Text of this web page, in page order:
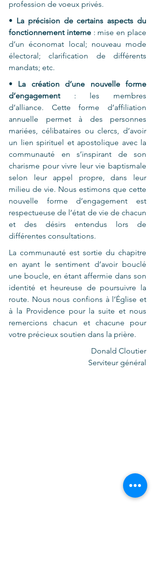
profession de voeux privés.
• La précision de certains aspects du
fonctionnement interne : mise en place
d’un économat local; nouveau mode
électoral; clarification de différents
mandats; etc.
• La création d’une nouvelle forme
d’engagement : les membres
d’alliance. Cette forme d’affiliation
annuelle permet à des personnes
mariées, célibataires ou clercs, d’avoir
un lien spirituel et apostolique avec la
communauté en s’inspirant de son
charisme pour vivre leur vie baptismale
selon leur appel propre, dans leur
milieu de vie. Nous estimons que cette
nouvelle forme d’engagement est
respectueuse de l’état de vie de chacun
et des désirs entendus lors de
différentes consultations.
La communauté est sortie du chapitre
en ayant le sentiment d’avoir bouclé
une boucle, en étant affermie dans son
identité et heureuse de poursuivre la
route. Nous nous confions à l’Église et
à la Providence pour la suite et nous
remercions chacun et chacune pour
votre précieux soutien dans la prière.
Donald Cloutier
Serviteur général